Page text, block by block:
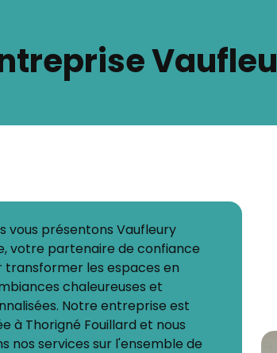
vous présentons Vaufleury
votre partenaire de confiance
transformer les espaces en
chaleureuses et
Notre entreprise est
à Thorigné Fouillard et nous
nos services sur l'ensemble de